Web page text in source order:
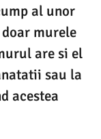
al unor
murele
are si el
sau la
acestea